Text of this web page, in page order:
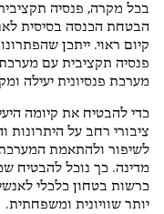
בכל מקרה, פנסיה
הבטחת הכנסה בסיסית
קיום ראוי. ייתכן
פנסיה תקציבית עם מערכת
מערכת פנסיונית יעילה
כדי להבטיח את קיומה
ציבורי רחב על היתרונות
לשיפור ולהתאמת
מדינה. כך נוכל להבטיח
כרשות בטחון כלכלי
יותר שוויונית ומשפחתית.